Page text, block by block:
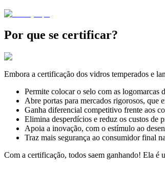
Por que se certificar?
Embora a certificação dos vidros temperados e
Permite colocar o selo com as logomarcas
Abre portas para mercados rigorosos, que
Ganha diferencial competitivo frente aos
Elimina desperdícios e reduz os custos de
Apoia a inovação, com o estímulo ao
Traz mais segurança ao consumidor final
Com a certificação, todos saem ganhando! Ela é